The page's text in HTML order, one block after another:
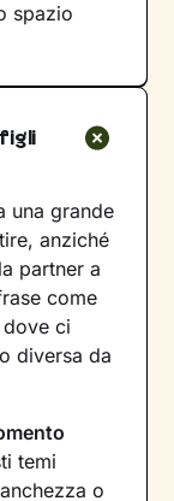
spazio
una grande
anziché
partner a
come
ci
diversa da
temi
o